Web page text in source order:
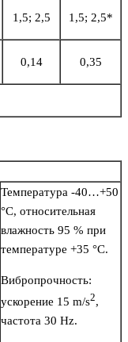
1,5; 2,5 1,5; 2,5*
0,14 0,35
Температура -40…+50
°С, относительная
влажность 95 % при
температуре +35 °С.
Вибропрочность:
ускорение 15 m/s2,
частота 30 Hz.